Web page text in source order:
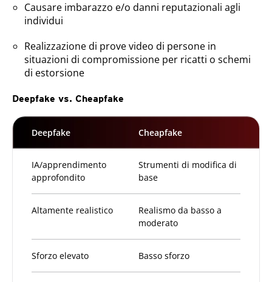
Causare imbarazzo e/o danni reputazionali agli
individui
Realizzazione di prove video di persone in
situazioni di compromissione per ricatti o schemi
di estorsione
Deepfake vs. Cheapfake
Deepfake Cheapfake
IA/apprendimento
approfondito
Strumenti di modifica di
base
Altamente realistico
Realismo da basso a
moderato
Sforzo elevato Basso sforzo